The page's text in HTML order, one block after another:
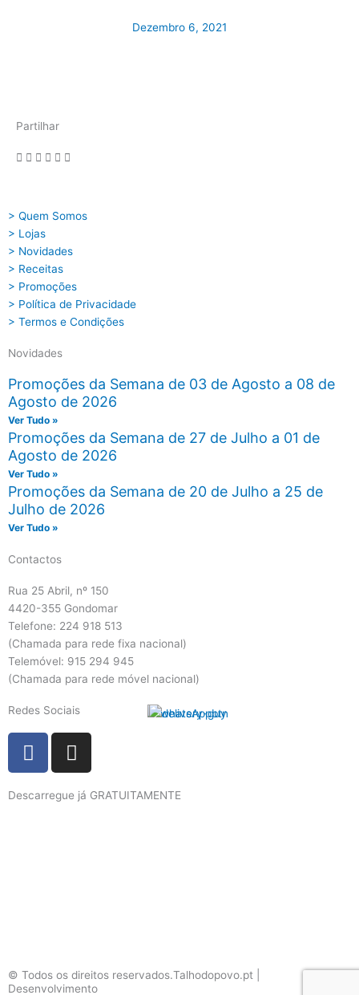
Dezembro 6, 2021
Partilhar
> Quem Somos
> Lojas
> Novidades
> Receitas
> Promoções
> Política de Privacidade
> Termos e Condições
Novidades
Promoções da Semana de 03 de Agosto a 08 de
Agosto de 2026
Ver Tudo »
Promoções da Semana de 27 de Julho a 01 de
Agosto de 2026
Ver Tudo »
Promoções da Semana de 20 de Julho a 25 de
Julho de 2026
Ver Tudo »
Contactos
Rua 25 Abril, nº 150
4420-355 Gondomar
Telefone: 224 918 513
(Chamada para rede fixa nacional)
Telemóvel: 915 294 945
(Chamada para rede móvel nacional)
Redes Sociais
F
a
e
I
n
t
Descarregue já GRATUITAMENTE
© Todos os direitos reservados.Talhodopovo.pt |
Desenvolvimento